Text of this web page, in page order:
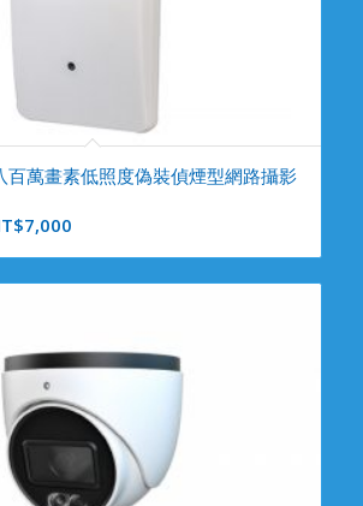
萬畫素低照度偽裝偵煙型網路攝影
7,000